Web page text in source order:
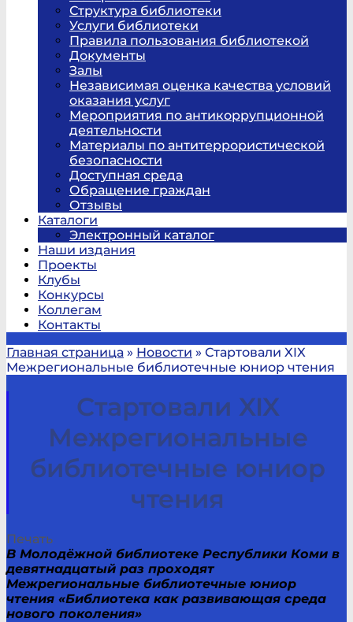
Структура библиотеки
Услуги библиотеки
Правила пользования библиотекой
Документы
Залы
Независимая оценка качества условий
оказания услуг
Мероприятия по антикоррупционной
деятельности
Материалы по антитеррористической
безопасности
Доступная среда
Обращение граждан
Отзывы
Каталоги
Электронный каталог
Наши издания
Проекты
Клубы
Конкурсы
Коллегам
Контакты
Главная страница » Новости » Стартовали XIX
Межрегиональные библиотечные юниор чтения
Стартовали XIX
Межрегиональные
библиотечные юниор
чтения
Печать
В Молодёжной библиотеке Республики Коми в
девятнадцатый раз проходят
Межрегиональные библиотечные юниор
чтения «Библиотека как развивающая среда
нового поколения»